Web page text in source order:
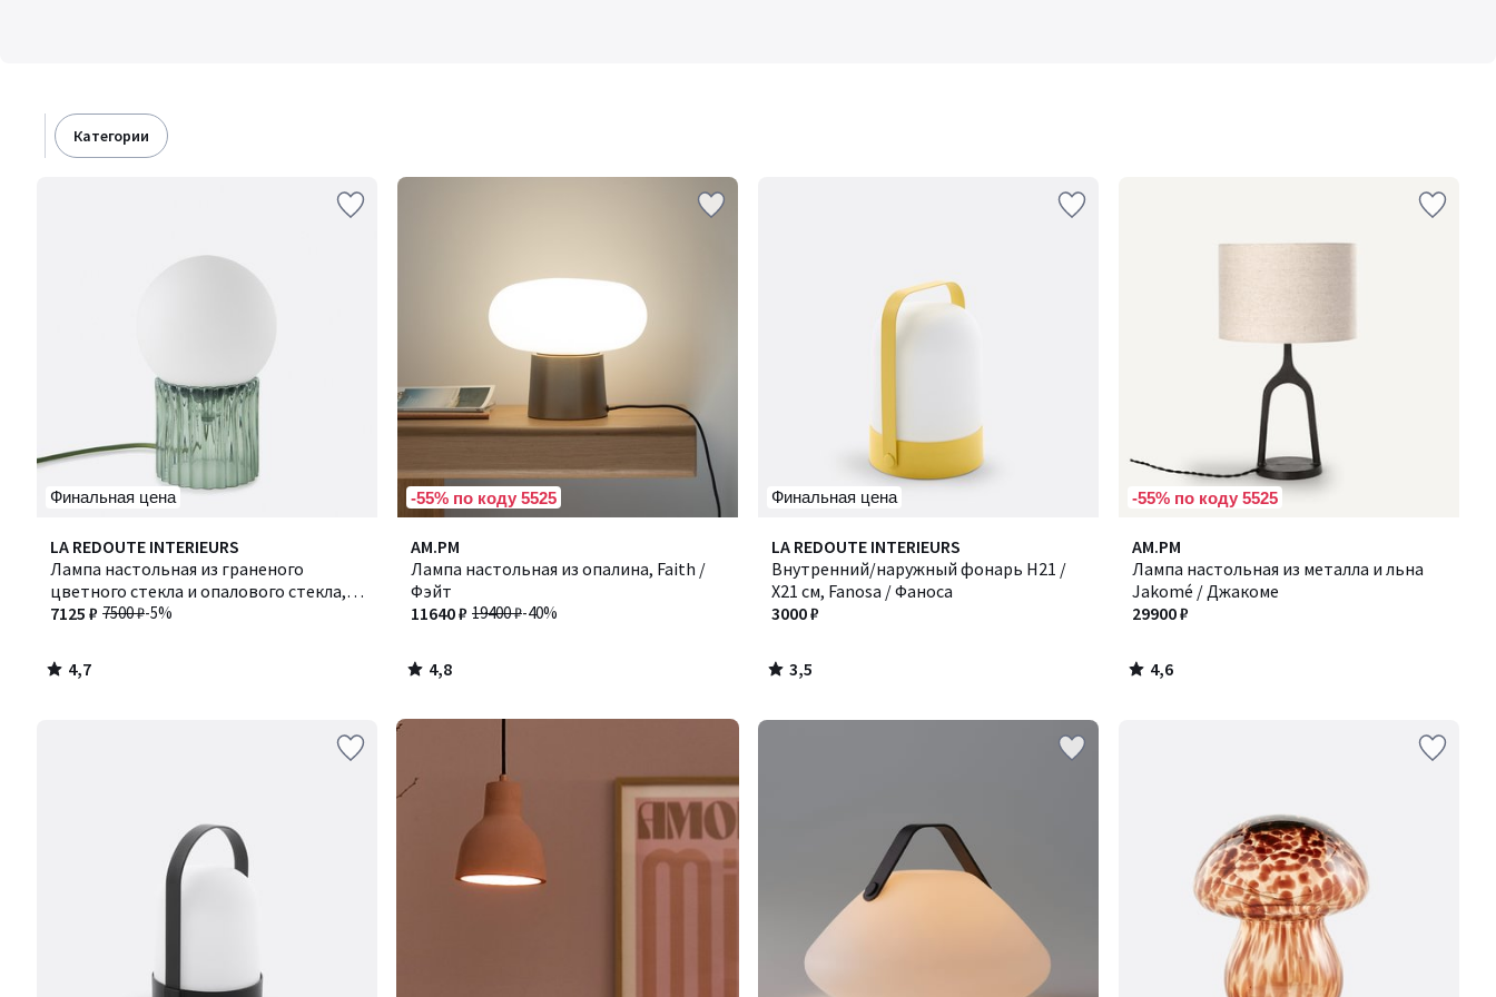
категории
Финальная цена
LA REDOUTE INTERIEURS
Лампа настольная из граненого
цветного стекла и опалового стекла,
Dima / Дима
7500 ₽-5%
7125 ₽
4,7
/ 5
4,7
/
-55% по коду 5525
AM.PM
Лампа настольная из опалина, Faith /
Фэйт
19400 ₽-40%
11640 ₽
4,8
/ 5
4,8
/
Финальная цена
LA REDOUTE INTERIEURS
Внутренний/наружный фонарь H21 /
Х21 см, Fanosa / Фаноса
3000 ₽
3,5
/ 5
3,5
/
-55% по коду 5525
AM.PM
Лампа настольная из металла и льна
Jakomé / Джакоме
29900 ₽
4,6
/ 5
4,6
/
Ближе,
кажется!
Товары